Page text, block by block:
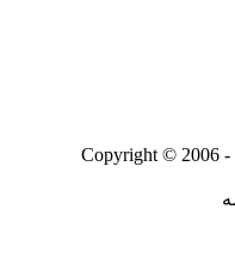
Copyright © 2006 -